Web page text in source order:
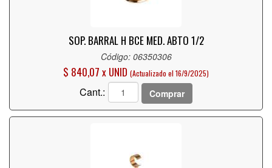
SOP. BARRAL H BCE MED. ABTO 1/2
Código: 06350306
$ 840,07 x UNID (Actualizado el 16/9/2025)
Cant.: Comprar